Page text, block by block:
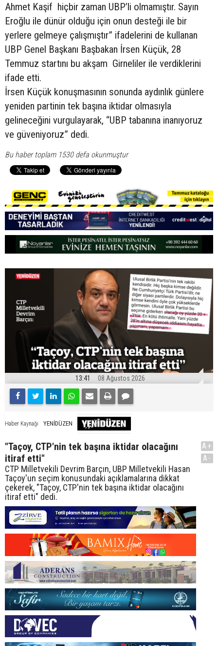
Ahmet Kaşif hiçbir zaman UBP’li olmamıştır. Sayın
Eroğlu ile dünür olduğu için onun desteği ile bir
yerlere gelmeye çalışmıştır” ifadelerini de kullanan
UBP Genel Başkanı Başbakan İrsen Küçük, 28
Temmuz startını bu akşam Girneliler ile verdiklerini
ifade etti.
İrsen Küçük konuşmasının sonunda aydınlık günlere
yeniden partinin tek başına iktidar olmasıyla
gelineceğini vurgulayarak, “UBP tabanına inanıyoruz
ve güveniyoruz” dedi.
Bu haber toplam 1530 defa okunmuştur
13:41 08 Ağustos 2026
Haber Kaynağı YENİDÜZEN
"Taçoy, CTP'nin tek başına iktidar olacağını
itiraf etti"
CTP Milletvekili Devrim Barçın, UBP Milletvekili Hasan
Taçoy'un seçim konusundaki açıklamalarına dikkat
çekerek, "Taçoy, CTP'nin tek başına iktidar olacağını
itiraf etti" dedi.
A+
A-